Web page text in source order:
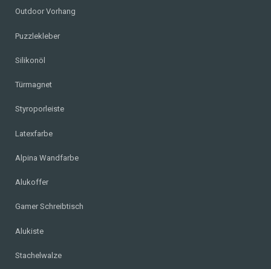
Outdoor Vorhang
Puzzlekleber
Silikonöl
Türmagnet
Styroporleiste
Latexfarbe
Alpina Wandfarbe
Alukoffer
Gamer Schreibtisch
Alukiste
Stachelwalze